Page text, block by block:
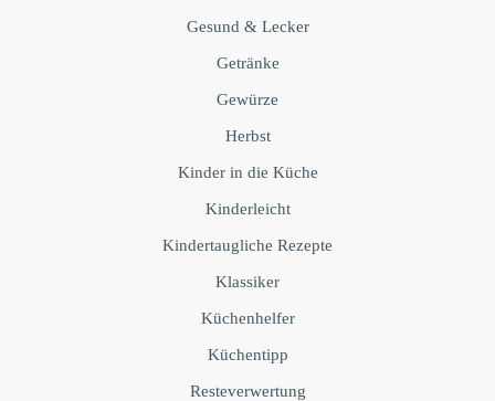
Gesund & Lecker
Getränke
Gewürze
Herbst
Kinder in die Küche
Kinderleicht
Kindertaugliche Rezepte
Klassiker
Küchenhelfer
Küchentipp
Resteverwertung